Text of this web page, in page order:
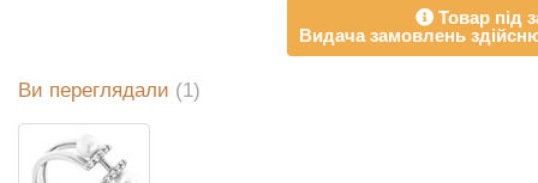
Товар під
Видача замовлень
Ви переглядали (1)